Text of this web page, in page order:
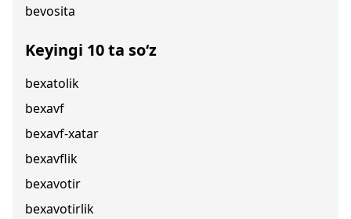
bevosita
Keyingi 10 ta so‘z
bexatolik
bexavf
bexavf-xatar
bexavflik
bexavotir
bexavotirlik